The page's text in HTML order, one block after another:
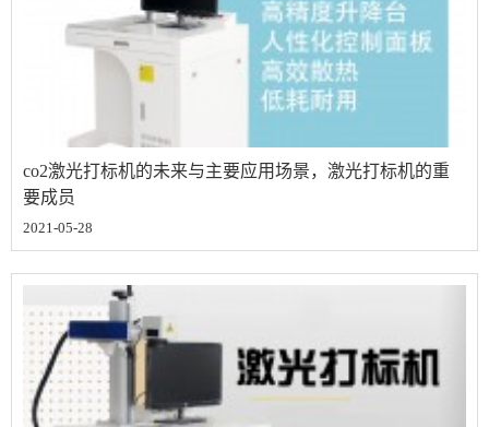
co2激光打标机的未来与主要应用场景，激光打标机的重
要成员
2021-05-28